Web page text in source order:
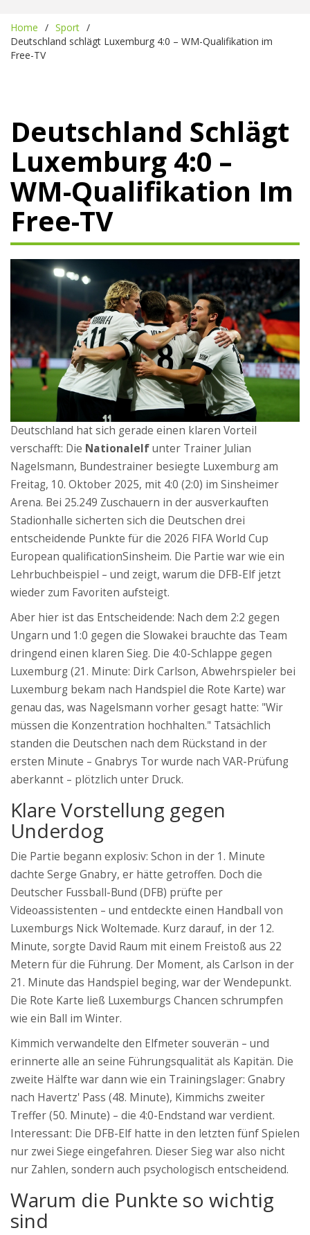
Home
Sport
Deutschland schlägt Luxemburg 4:0 – WM-Qualifikation im
Free-TV
Deutschland Schlägt
Luxemburg 4:0 –
WM-Qualifikation Im
Free-TV
Deutschland hat sich gerade einen klaren Vorteil
verschafft: Die Nationalelfunter Trainer Julian
Nagelsmann, Bundestrainer besiegte Luxemburg am
Freitag, 10. Oktober 2025, mit 4:0 (2:0) im Sinsheimer
Arena. Bei 25.249 Zuschauern in der ausverkauften
Stadionhalle sicherten sich die Deutschen drei
entscheidende Punkte für die 2026 FIFA World Cup
European qualificationSinsheim. Die Partie war wie ein
Lehrbuchbeispiel – und zeigt, warum die DFB-Elf jetzt
wieder zum Favoriten aufsteigt.
Aber hier ist das Entscheidende: Nach dem 2:2 gegen
Ungarn und 1:0 gegen die Slowakei brauchte das Team
dringend einen klaren Sieg. Die 4:0-Schlappe gegen
Luxemburg (21. Minute: Dirk Carlson, Abwehrspieler bei
Luxemburg bekam nach Handspiel die Rote Karte) war
genau das, was Nagelsmann vorher gesagt hatte: "Wir
müssen die Konzentration hochhalten." Tatsächlich
standen die Deutschen nach dem Rückstand in der
ersten Minute – Gnabrys Tor wurde nach VAR-Prüfung
aberkannt – plötzlich unter Druck.
Klare Vorstellung gegen
Underdog
Die Partie begann explosiv: Schon in der 1. Minute
dachte Serge Gnabry, er hätte getroffen. Doch die
Deutscher Fussball-Bund (DFB) prüfte per
Videoassistenten – und entdeckte einen Handball von
Luxemburgs Nick Woltemade. Kurz darauf, in der 12.
Minute, sorgte David Raum mit einem Freistoß aus 22
Metern für die Führung. Der Moment, als Carlson in der
21. Minute das Handspiel beging, war der Wendepunkt.
Die Rote Karte ließ Luxemburgs Chancen schrumpfen
wie ein Ball im Winter.
Kimmich verwandelte den Elfmeter souverän – und
erinnerte alle an seine Führungsqualität als Kapitän. Die
zweite Hälfte war dann wie ein Trainingslager: Gnabry
nach Havertz' Pass (48. Minute), Kimmichs zweiter
Treffer (50. Minute) – die 4:0-Endstand war verdient.
Interessant: Die DFB-Elf hatte in den letzten fünf Spielen
nur zwei Siege eingefahren. Dieser Sieg war also nicht
nur Zahlen, sondern auch psychologisch entscheidend.
Warum die Punkte so wichtig
sind